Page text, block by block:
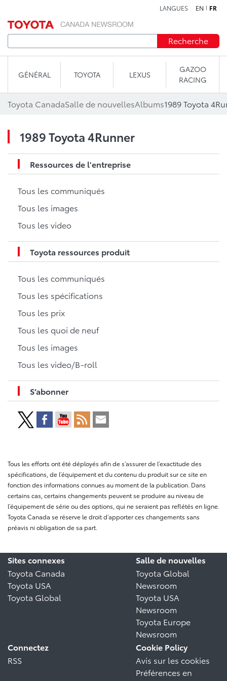
LANGUES EN FR
Recherche
GÉNÉRAL TOYOTA LEXUS
GAZOO
RACING
Toyota CanadaSalle de nouvellesAlbums1989 Toyota
1989 Toyota 4Runner
Ressources de l'entreprise
Tous les communiqués
Tous les images
Tous les video
Toyota ressources produit
Tous les communiqués
Tous les spécifications
Tous les prix
Tous les quoi de neuf
Tous les images
Tous les video/B-roll
S’abonner
Tous les efforts ont été déployés afin de s’assurer de l’exactitude des
spécifications, de l’équipement et du contenu du produit sur ce site en
fonction des informations connues au moment de la publication. Dans
certains cas, certains changements peuvent se produire au niveau de
l’équipement de série ou des options, qui ne seraient pas reflétés en ligne.
Toyota Canada se réserve le droit d’apporter ces changements sans
préavis ni obligation de sa part.
Sites connexes
Toyota Canada
Toyota USA
Toyota Global
Salle de nouvelles
Toyota Global
Newsroom
Toyota USA
Newsroom
Toyota Europe
Newsroom
Connectez
RSS
Cookie Policy
Avis sur les cookies
Préférences en